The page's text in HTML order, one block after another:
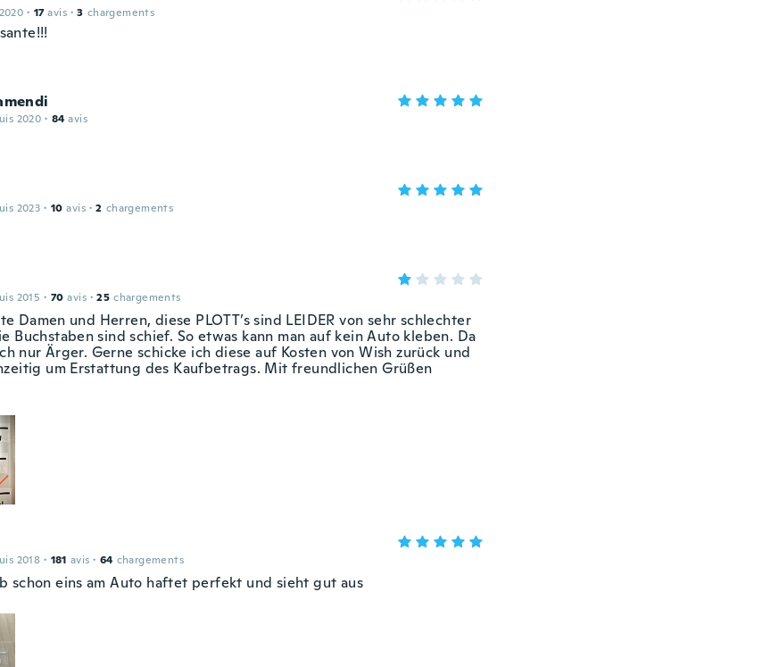
· 17 avis · 3 chargements
2020 · 84 avis
2023 · 10 avis · 2 chargements
2015 · 70 avis · 25 chargements
Damen und Herren, diese PLOTT’s sind LEIDER von sehr schlechter
Buchstaben sind schief. So etwas kann man auf kein Auto kleben. Da
nur Ärger. Gerne schicke ich diese auf Kosten von Wish zurück und
um Erstattung des Kaufbetrags. Mit freundlichen Grüßen
2018 · 181 avis · 64 chargements
schon eins am Auto haftet perfekt und sieht gut aus